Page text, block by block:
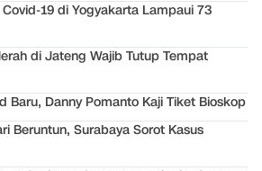
19 di Yogyakarta Lampaui 73
di Jateng Wajib Tutup Tempat
Baru, Danny Pomanto Kaji Tiket Bioskop
Beruntun, Surabaya Sorot Kasus